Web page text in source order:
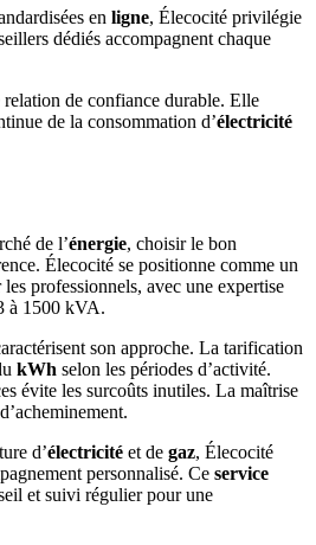
en ligne, Élecocité privilégie
dédiés accompagnent chaque
de confiance durable. Elle
de la consommation d’électricité
de l’énergie, choisir le bon
Élecocité se positionne comme un
professionnels, avec une expertise
à 1500 kVA.
son approche. La tarification
kWh selon les périodes d’activité.
évite les surcoûts inutiles. La maîtrise
d’électricité et de gaz, Élecocité
personnalisé. Ce service
et suivi régulier pour une